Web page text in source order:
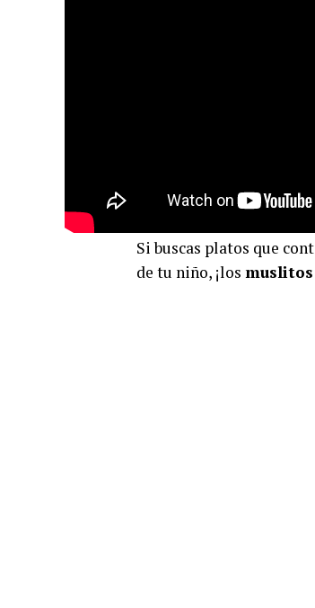
Si buscas platos que
de tu niño, ¡los